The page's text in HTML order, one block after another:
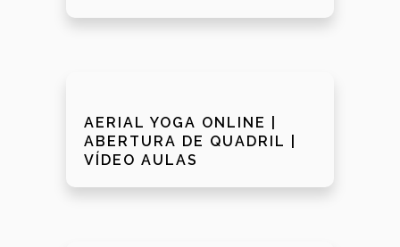
AERIAL YOGA ONLINE |
ABERTURA DE QUADRIL |
VÍDEO AULAS